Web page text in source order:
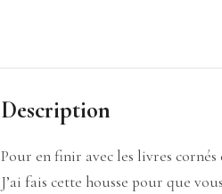
Description
Pour en finir avec les livres cornés
J’ai fais cette housse pour que